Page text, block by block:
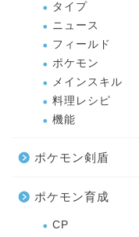
タイプ
ニュース
フィールド
ポケモン
メインスキル
料理レシピ
機能
ポケモン剣盾
ポケモン育成
CP